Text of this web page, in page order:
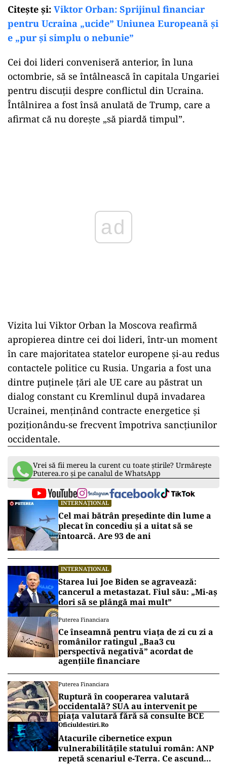
Citeşte şi: Viktor Orban: Sprijinul financiar
pentru Ucraina „ucide” Uniunea Europeană și
e „pur și simplu o nebunie”
Cei doi lideri conveniseră anterior, în luna
octombrie, să se întâlnească în capitala Ungariei
pentru discuții despre conflictul din Ucraina.
Întâlnirea a fost însă anulată de Trump, care a
afirmat că nu dorește „să piardă timpul”.
ad
Vizita lui Viktor Orban la Moscova reafirmă
apropierea dintre cei doi lideri, într-un moment
în care majoritatea statelor europene și-au redus
contactele politice cu Rusia. Ungaria a fost una
dintre puținele țări ale UE care au păstrat un
dialog constant cu Kremlinul după invadarea
Ucrainei, menținând contracte energetice și
poziționându-se frecvent împotriva sancțiunilor
occidentale.
Vrei să fii mereu la curent cu toate știrile? Urmărește
Puterea.ro și pe canalul de WhatsApp
INTERNAȚIONAL
Cel mai bătrân președinte din lume a
plecat în concediu și a uitat să se
întoarcă. Are 93 de ani
INTERNAȚIONAL
Starea lui Joe Biden se agravează:
cancerul a metastazat. Fiul său: „Mi-aș
dori să se plângă mai mult”
Puterea Financiara
Ce înseamnă pentru viața de zi cu zi a
românilor ratingul „Baa3 cu
perspectivă negativă” acordat de
agențiile financiare
Puterea Financiara
Ruptură în cooperarea valutară
occidentală? SUA au intervenit pe
piața valutară fără să consulte BCE
Oficiuldestiri.ro
Atacurile cibernetice expun
vulnerabilitățile statului român: ANP
repetă scenariul e‑Terra. Ce ascund